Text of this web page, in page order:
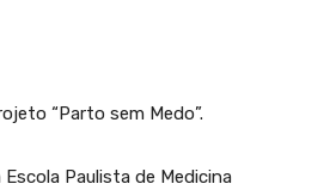
“Parto sem Medo”.
Paulista de Medicina